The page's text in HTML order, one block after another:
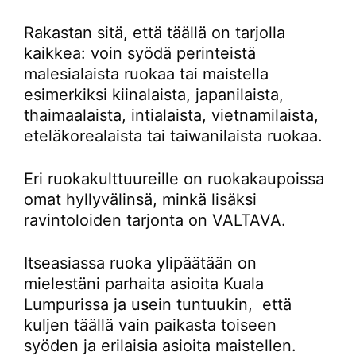
Rakastan sitä, että täällä on tarjolla
kaikkea: voin syödä perinteistä
malesialaista ruokaa tai maistella
esimerkiksi kiinalaista, japanilaista,
thaimaalaista, intialaista, vietnamilaista,
eteläkorealaista tai taiwanilaista ruokaa.
Eri ruokakulttuureille on ruokakaupoissa
omat hyllyvälinsä, minkä lisäksi
ravintoloiden tarjonta on VALTAVA.
Itseasiassa ruoka ylipäätään on
mielestäni parhaita asioita Kuala
Lumpurissa ja usein tuntuukin, että
kuljen täällä vain paikasta toiseen
syöden ja erilaisia asioita maistellen.